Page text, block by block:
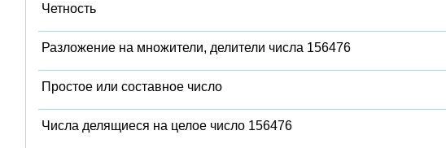
Четность
Разложение на множители, делители числа 156476
Простое или составное число
Числа делящиеся на целое число 156476